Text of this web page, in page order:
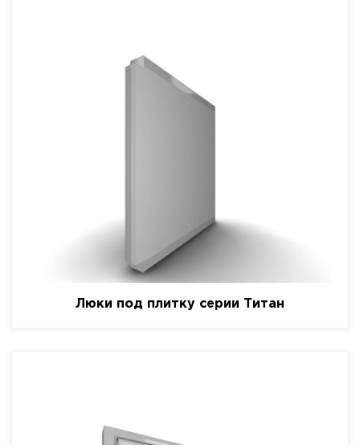
Люки под плитку серии Титан